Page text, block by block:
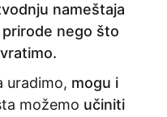
nameštaja
nego što
uradimo, mogu i
možemo učiniti